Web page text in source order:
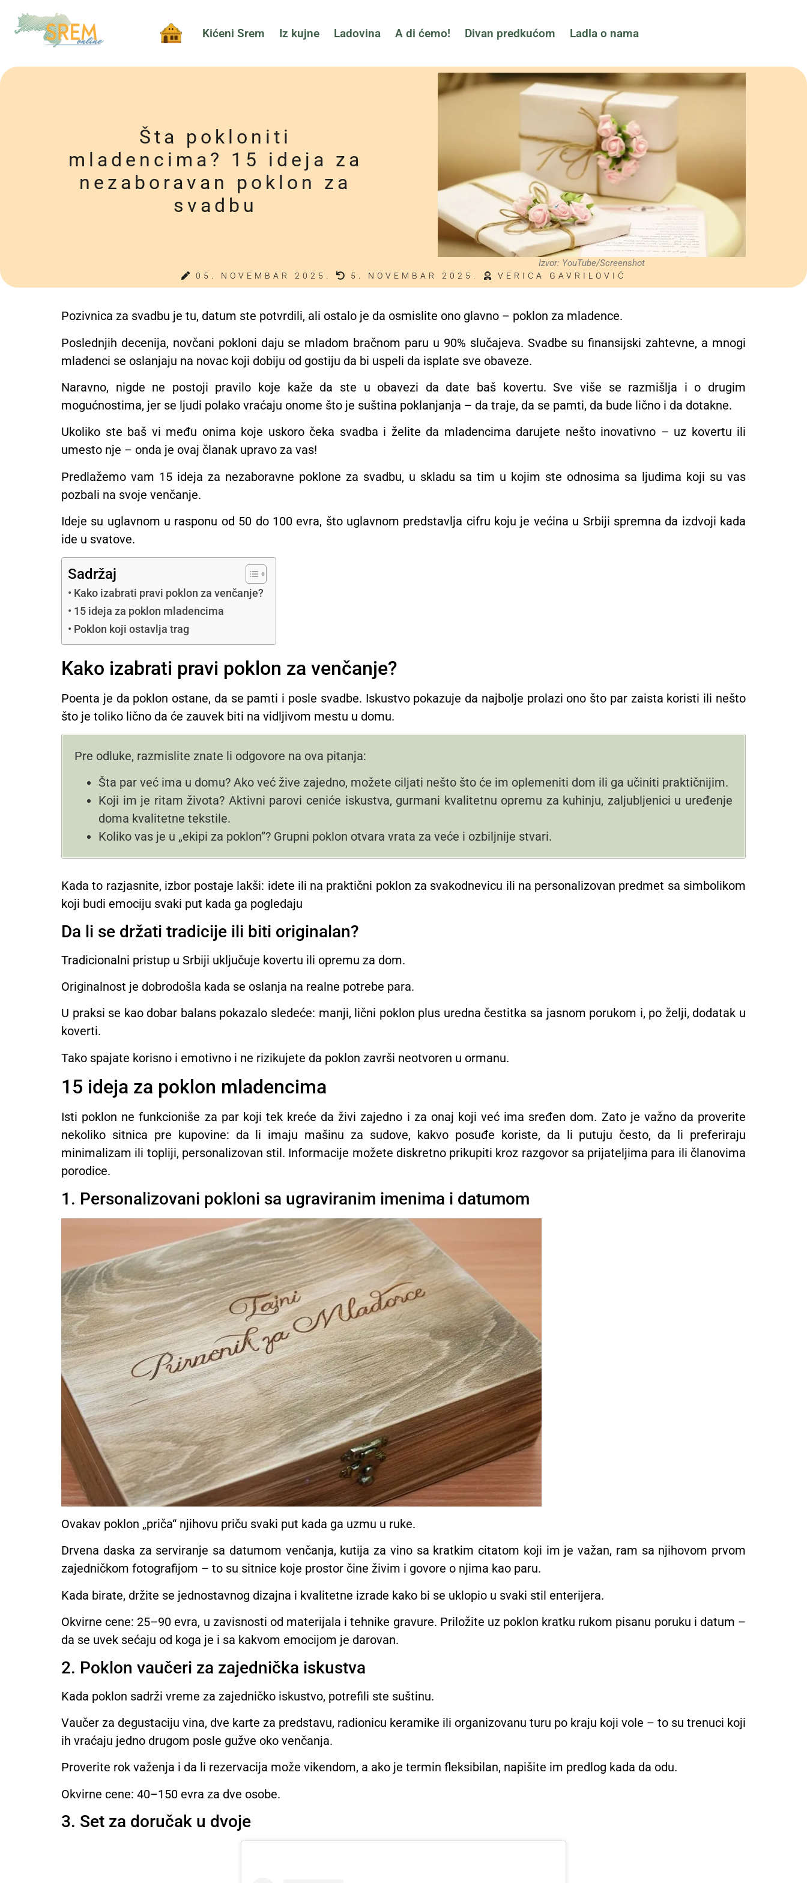
Kićeni Srem Iz kujne Ladovina A di ćemo! Divan predkućom Ladla o nama
Izvor: YouTube/Screenshot
Šta pokloniti
mladencima? 15 ideja za
nezaboravan poklon za
svadbu
05. NOVEMBAR 2025. 5. NOVEMBAR 2025. VERICA GAVRILOVIĆ
Pozivnica za svadbu je tu, datum ste potvrdili, ali ostalo je da osmislite ono glavno – poklon za mladence.
Poslednjih decenija, novčani pokloni daju se mladom bračnom paru u 90% slučajeva. Svadbe su finansijski zahtevne, a mnogi
mladenci se oslanjaju na novac koji dobiju od gostiju da bi uspeli da isplate sve obaveze.
Naravno, nigde ne postoji pravilo koje kaže da ste u obavezi da date baš kovertu. Sve više se razmišlja i o drugim
mogućnostima, jer se ljudi polako vraćaju onome što je suština poklanjanja – da traje, da se pamti, da bude lično i da dotakne.
Ukoliko ste baš vi među onima koje uskoro čeka svadba i želite da mladencima darujete nešto inovativno – uz kovertu ili
umesto nje – onda je ovaj članak upravo za vas!
Predlažemo vam 15 ideja za nezaboravne poklone za svadbu, u skladu sa tim u kojim ste odnosima sa ljudima koji su vas
pozbali na svoje venčanje.
Ideje su uglavnom u rasponu od 50 do 100 evra, što uglavnom predstavlja cifru koju je većina u Srbiji spremna da izdvoji kada
ide u svatove.
Sadržaj
Kako izabrati pravi poklon za venčanje?
15 ideja za poklon mladencima
Poklon koji ostavlja trag
Kako izabrati pravi poklon za venčanje?
Poenta je da poklon ostane, da se pamti i posle svadbe. Iskustvo pokazuje da najbolje prolazi ono što par zaista koristi ili nešto
što je toliko lično da će zauvek biti na vidljivom mestu u domu.
Pre odluke, razmislite znate li odgovore na ova pitanja:
Šta par već ima u domu? Ako već žive zajedno, možete ciljati nešto što će im oplemeniti dom ili ga učiniti praktičnijim.
Koji im je ritam života? Aktivni parovi ceniće iskustva, gurmani kvalitetnu opremu za kuhinju, zaljubljenici u uređenje
doma kvalitetne tekstile.
Koliko vas je u „ekipi za poklon”? Grupni poklon otvara vrata za veće i ozbiljnije stvari.
Kada to razjasnite, izbor postaje lakši: idete ili na praktični poklon za svakodnevicu ili na personalizovan predmet sa simbolikom
koji budi emociju svaki put kada ga pogledaju
Da li se držati tradicije ili biti originalan?
Tradicionalni pristup u Srbiji uključuje kovertu ili opremu za dom.
Originalnost je dobrodošla kada se oslanja na realne potrebe para.
U praksi se kao dobar balans pokazalo sledeće: manji, lični poklon plus uredna čestitka sa jasnom porukom i, po želji, dodatak u
koverti.
Tako spajate korisno i emotivno i ne rizikujete da poklon završi neotvoren u ormanu.
15 ideja za poklon mladencima
Isti poklon ne funkcioniše za par koji tek kreće da živi zajedno i za onaj koji već ima sređen dom. Zato je važno da proverite
nekoliko sitnica pre kupovine: da li imaju mašinu za sudove, kakvo posuđe koriste, da li putuju često, da li preferiraju
minimalizam ili topliji, personalizovan stil. Informacije možete diskretno prikupiti kroz razgovor sa prijateljima para ili članovima
porodice.
1. Personalizovani pokloni sa ugraviranim imenima i datumom
Ovakav poklon „priča“ njihovu priču svaki put kada ga uzmu u ruke.
Drvena daska za serviranje sa datumom venčanja, kutija za vino sa kratkim citatom koji im je važan, ram sa njihovom prvom
zajedničkom fotografijom – to su sitnice koje prostor čine živim i govore o njima kao paru.
Kada birate, držite se jednostavnog dizajna i kvalitetne izrade kako bi se uklopio u svaki stil enterijera.
Okvirne cene: 25–90 evra, u zavisnosti od materijala i tehnike gravure. Priložite uz poklon kratku rukom pisanu poruku i datum –
da se uvek sećaju od koga je i sa kakvom emocijom je darovan.
2. Poklon vaučeri za zajednička iskustva
Kada poklon sadrži vreme za zajedničko iskustvo, potrefili ste suštinu.
Vaučer za degustaciju vina, dve karte za predstavu, radionicu keramike ili organizovanu turu po kraju koji vole – to su trenuci koji
ih vraćaju jedno drugom posle gužve oko venčanja.
Proverite rok važenja i da li rezervacija može vikendom, a ako je termin fleksibilan, napišite im predlog kada da odu.
Okvirne cene: 40–150 evra za dve osobe.
3. Set za doručak u dvoje